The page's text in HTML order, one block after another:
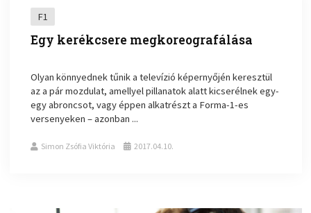
F1
Egy kerékcsere megkoreografálása
Olyan könnyednek tűnik a televízió képernyőjén keresztül
az a pár mozdulat, amellyel pillanatok alatt kicserélnek egy-
egy abroncsot, vagy éppen alkatrészt a Forma-1-es
versenyeken – azonban ...
Simon Zsófia Viktória 2017.04.10.